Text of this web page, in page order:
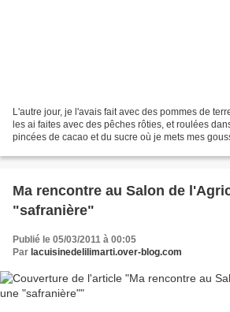
L'autre jour, je l'avais fait avec des pommes de
les ai faites avec des pêches rôties, et roulées
pincées de cacao et du sucre où je mets mes
Ma rencontre au Salon de
"safranière"
Publié le 05/03/2011 à 00:05
Par lacuisinedelilimarti.over-blog.com